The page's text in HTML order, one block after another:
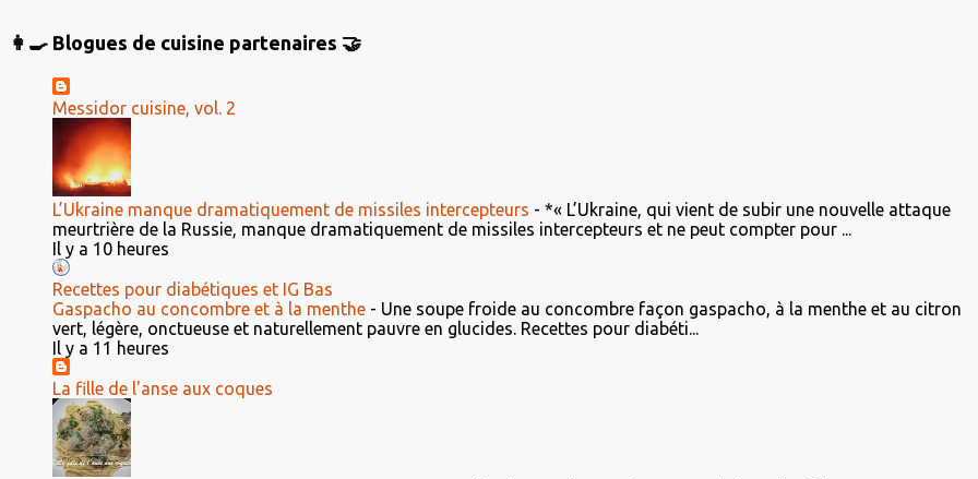
👩‍🍳 Blogues de cuisine partenaires 🤝
Messidor cuisine, vol. 2
L’Ukraine manque dramatiquement de missiles intercepteurs - *« L’Ukraine, qui vient de subir une nouvelle attaque
meurtrière de la Russie, manque dramatiquement de missiles intercepteurs et ne peut compter pour ...
Il y a 10 heures
Recettes pour diabétiques et IG Bas
Gaspacho au concombre et à la menthe - Une soupe froide au concombre façon gaspacho, à la menthe et au citron
vert, légère, onctueuse et naturellement pauvre en glucides. Recettes pour diabéti...
Il y a 11 heures
La fille de l'anse aux coques